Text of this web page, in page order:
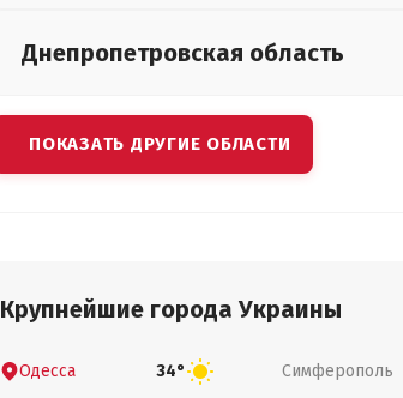
Днепропетровская область
ПОКАЗАТЬ ДРУГИЕ ОБЛАСТИ
Крупнейшие города Украины
Одесса 34° Симферополь